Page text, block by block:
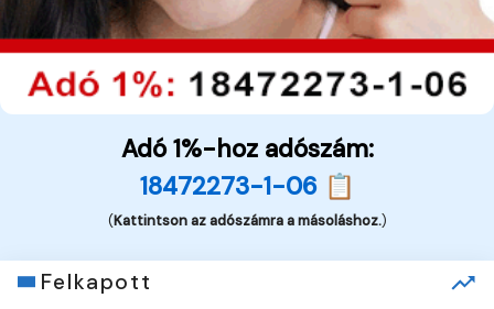
Adó 1%-hoz adószám:
18472273-1-06 📋
(Kattintson az adószámra a másoláshoz.)
Felkapott